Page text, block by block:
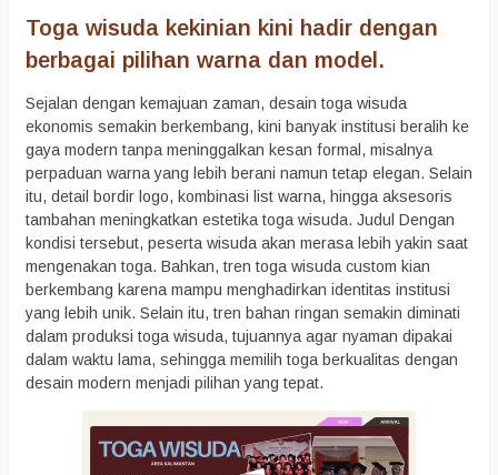
Toga wisuda kekinian kini hadir dengan
berbagai pilihan warna dan model.
Sejalan dengan kemajuan zaman, desain toga wisuda
ekonomis semakin berkembang, kini banyak institusi beralih ke
gaya modern tanpa meninggalkan kesan formal, misalnya
perpaduan warna yang lebih berani namun tetap elegan. Selain
itu, detail bordir logo, kombinasi list warna, hingga aksesoris
tambahan meningkatkan estetika toga wisuda. Judul Dengan
kondisi tersebut, peserta wisuda akan merasa lebih yakin saat
mengenakan toga. Bahkan, tren toga wisuda custom kian
berkembang karena mampu menghadirkan identitas institusi
yang lebih unik. Selain itu, tren bahan ringan semakin diminati
dalam produksi toga wisuda, tujuannya agar nyaman dipakai
dalam waktu lama, sehingga memilih toga berkualitas dengan
desain modern menjadi pilihan yang tepat.